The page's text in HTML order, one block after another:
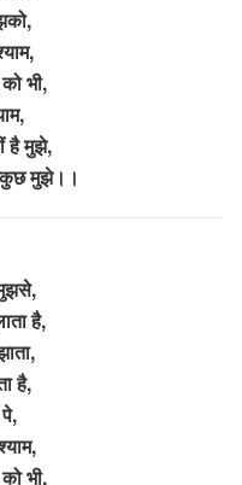
भी,
है मुझे,
कुछ मुझे।।
है,
है,
पे,
भी,